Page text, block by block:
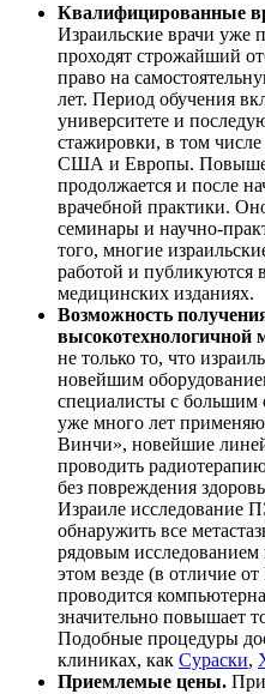
Квалифицированные
Израильские врачи уже
проходят строжайший
право на
лет. Период обучения
университете и
стажировки, в том
США и Европы.
продолжается и после
врачебной практики.
семинары и научно-
того, многие
работой и
медицинских изданиях.
Возможность
высокотехнологичной
не только то, что
новейшим
специалисты с большим
уже много лет
Винчи», новейшие
проводить
без повреждения
Израиле исследование
обнаружить все
рядовым
этом везде (в отличие
проводится
значительно повышает
Подобные процедуры
клиниках, как Сураски,
Приемлемые цены.